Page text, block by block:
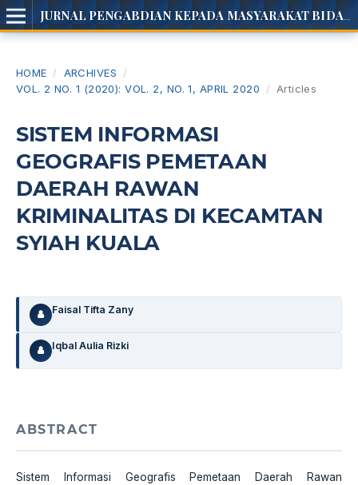
HOME / ARCHIVES
/
VOL. 2 NO. 1 (2020): VOL. 2, NO. 1, APRIL 2020
/ Articles
SISTEM INFORMASI
GEOGRAFIS PEMETAAN
DAERAH RAWAN
KRIMINALITAS DI KECAMTAN
SYIAH KUALA
Faisal Tifta Zany
Iqbal Aulia Rizki
ABSTRACT
Sistem Informasi Geografis Pemetaan Daerah Rawan